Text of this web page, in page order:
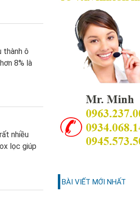
thành ô
8% là
nhiều
lọc giúp
BÀI VIẾT MỚI NHẤT